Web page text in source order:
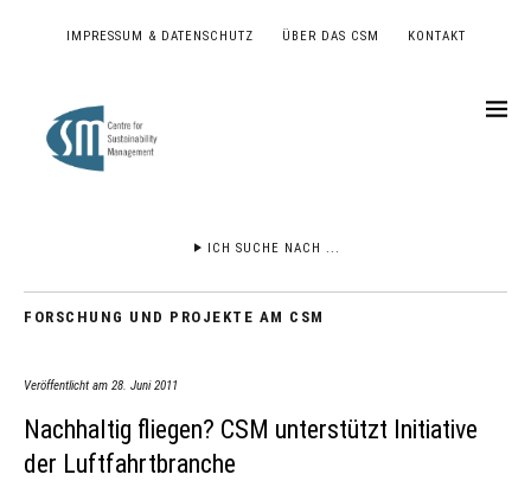
IMPRESSUM & DATENSCHUTZ ÜBER DAS CSM KONTAKT
ICH SUCHE NACH ...
FORSCHUNG UND PROJEKTE AM CSM
Veröffentlicht am 28. Juni 2011
Nachhaltig fliegen? CSM unterstützt Initiative
der Luftfahrtbranche